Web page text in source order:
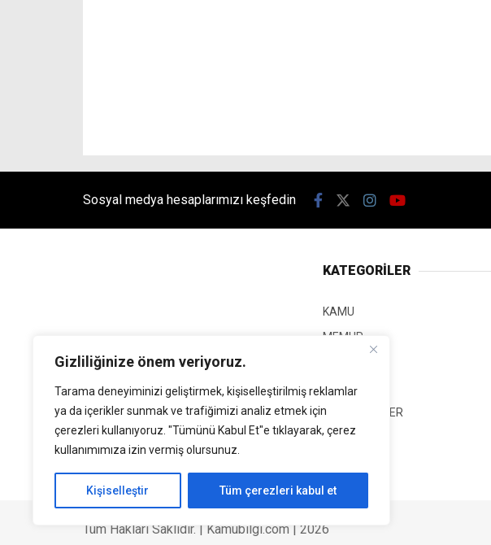
Gizliliğinize önem veriyoruz.
Tarama deneyiminizi geliştirmek, kişiselleştirilmiş reklamlar
ya da içerikler sunmak ve trafiğimizi analiz etmek için
çerezleri kullanıyoruz. "Tümünü Kabul Et"e tıklayarak, çerez
kullanımımıza izin vermiş olursunuz.
Kişiselleştir Tüm çerezleri kabul et
Sosyal medya hesaplarımızı keşfedin
KATEGORİLER
KAMU
MEMUR
EĞİTİM
GÜNCEL HABER
SİYASET
Tüm Hakları Saklıdır. | Kamubilgi.com | 2026